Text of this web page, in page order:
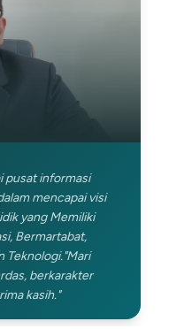
pusat informasi
mencapai visi
yang Memiliki
Bermartabat,
Teknologi."Mari
berkarakter
kasih."